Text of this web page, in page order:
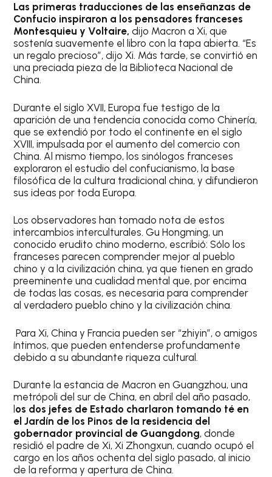
Las primeras traducciones de las enseñanzas de
Confucio inspiraron a los pensadores franceses
Montesquieu y Voltaire, dijo Macron a Xi, que
sostenía suavemente el libro con la tapa abierta. “Es
un regalo precioso”, dijo Xi. Más tarde, se convirtió en
una preciada pieza de la Biblioteca Nacional de
China.
Durante el siglo XVII, Europa fue testigo de la
aparición de una tendencia conocida como Chinería,
que se extendió por todo el continente en el siglo
XVIII, impulsada por el aumento del comercio con
China. Al mismo tiempo, los sinólogos franceses
exploraron el estudio del confucianismo, la base
filosófica de la cultura tradicional china, y difundieron
sus ideas por toda Europa.
Los observadores han tomado nota de estos
intercambios interculturales. Gu Hongming, un
conocido erudito chino moderno, escribió: Sólo los
franceses parecen comprender mejor al pueblo
chino y a la civilización china, ya que tienen en grado
preeminente una cualidad mental que, por encima
de todas las cosas, es necesaria para comprender
al verdadero pueblo chino y la civilización china.
Para Xi, China y Francia pueden ser “zhiyin”, o amigos
íntimos, que pueden entenderse profundamente
debido a su abundante riqueza cultural.
Durante la estancia de Macron en Guangzhou, una
metrópoli del sur de China, en abril del año pasado,
os dos jefes de Estado charlaron tomando té en
el Jardín de los Pinos de la residencia del
gobernador provincial de Guangdong, donde
residió el padre de Xi, Xi Zhongxun, cuando ocupó el
cargo en los años ochenta del siglo pasado, al inicio
de la reforma y apertura de China.